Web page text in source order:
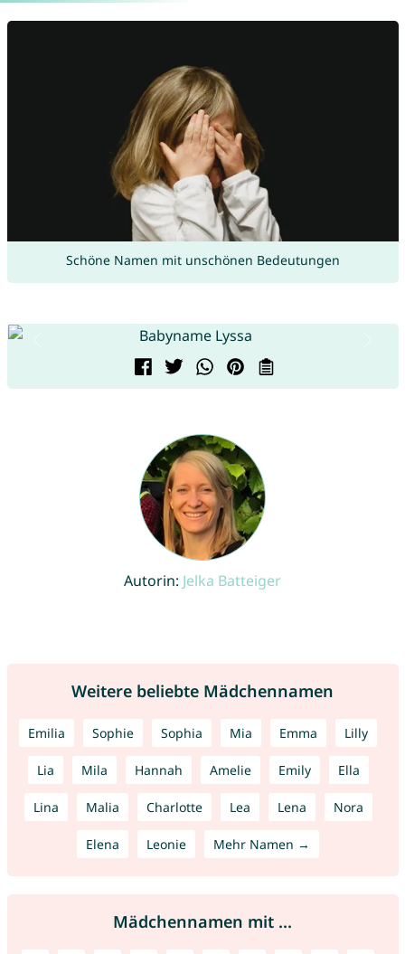
Schöne Namen mit unschönen Bedeutungen
Autorin: Jelka Batteiger
Weitere beliebte Mädchennamen
Emilia Sophie Sophia Mia Emma Lilly
Lia Mila Hannah Amelie Emily Ella
Lina Malia Charlotte Lea Lena Nora
Elena Leonie Mehr Namen →
Mädchennamen mit ...